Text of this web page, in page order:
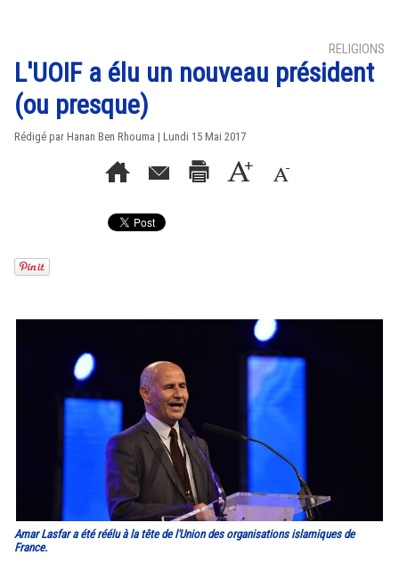
RELIGIONS
L'UOIF a élu un nouveau président
(ou presque)
Rédigé par Hanan Ben Rhouma | Lundi 15 Mai 2017
Amar Lasfar a été réélu à la tête de l'Union des organisations islamiques de
France.